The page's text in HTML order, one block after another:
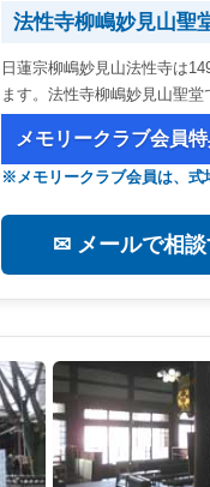
法性寺柳嶋妙見山聖
日蓮宗柳嶋妙見山法性寺は
ます。法性寺柳嶋妙見山聖
メモリークラブ会員
※メモリークラブ会員は、式
✉ メールで相談